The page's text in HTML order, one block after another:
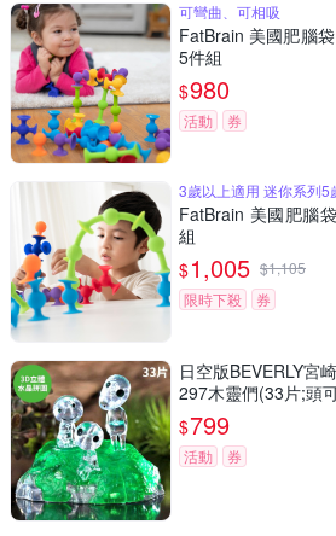
可彎曲、可相吸
FatBrain 美國肥腦
5件組
$980
活動 券
3歲以上適用 迷你系列5
FatBrain 美國肥腦
組
$1,005 $1,105
限時下殺
券
日空版BEVERLY宮
297木靈們(33片;頭
吉卜力puzzle模型公仔
$799
活動 券